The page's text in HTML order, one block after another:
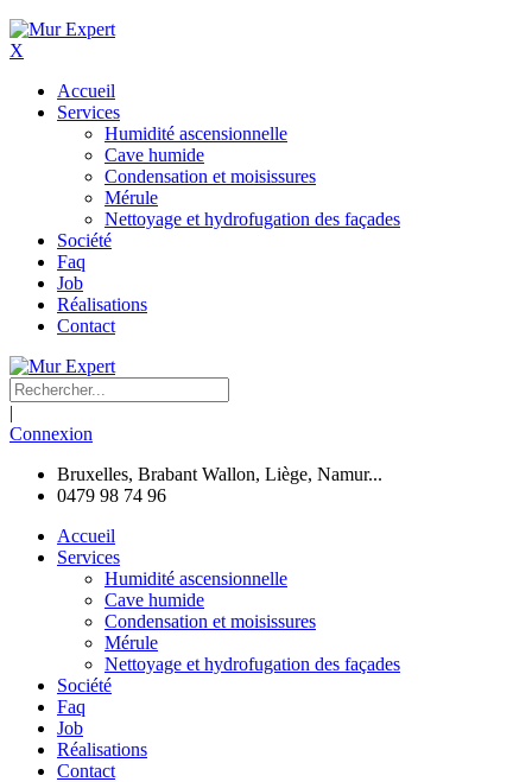
X
Accueil
Services
Humidité ascensionnelle
Cave humide
Condensation et moisissures
Mérule
Nettoyage et hydrofugation des façades
Société
Faq
Job
Réalisations
Contact
|
Connexion
Bruxelles, Brabant Wallon, Liège, Namur...
0479 98 74 96
Accueil
Services
Humidité ascensionnelle
Cave humide
Condensation et moisissures
Mérule
Nettoyage et hydrofugation des façades
Société
Faq
Job
Réalisations
Contact